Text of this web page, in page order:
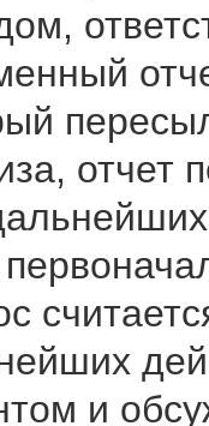
отчет
и